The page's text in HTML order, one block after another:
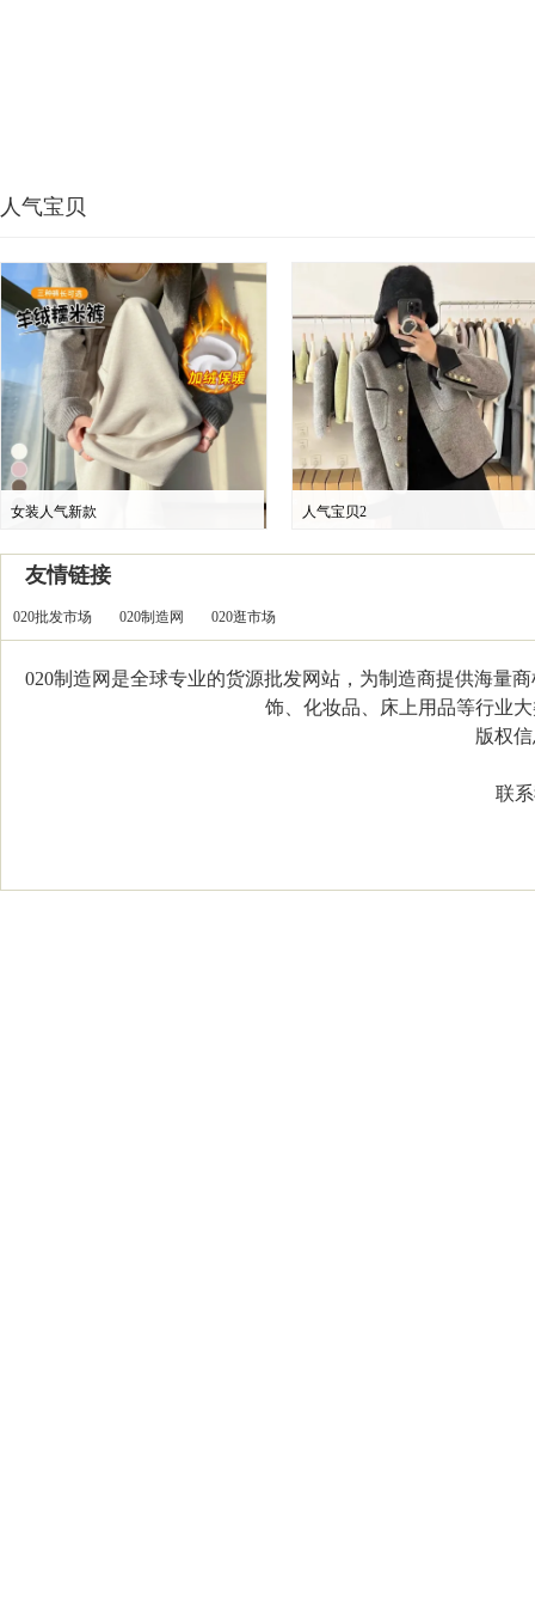
人气宝贝
女装人气新款 人气宝贝2
友情链接
020批发市场 020制造网 020逛市场
020制造网是全球专业的货源批发网站，为制造商提供海量
饰、化妆品、床上用品等行业
版权信
联